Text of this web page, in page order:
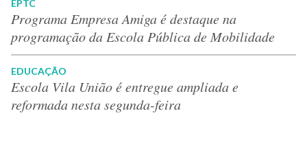
EPTC
Programa Empresa Amiga é destaque na
programação da Escola Pública de Mobilidade
EDUCAÇÃO
Escola Vila União é entregue ampliada e
reformada nesta segunda-feira